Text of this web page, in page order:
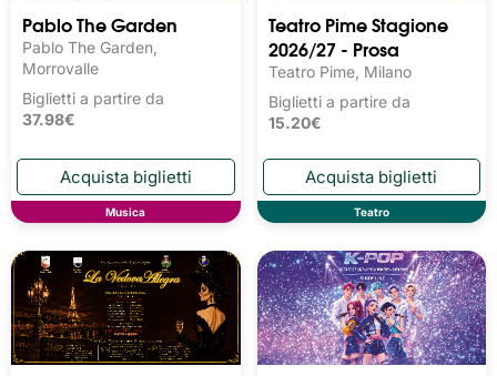
Pablo The Garden
Pablo The Garden,
Morrovalle
Biglietti a partire da
37.98€
Musica
Teatro Pime Stagione
2026/27 - Prosa
Teatro Pime, Milano
Biglietti a partire da
15.20€
Teatro